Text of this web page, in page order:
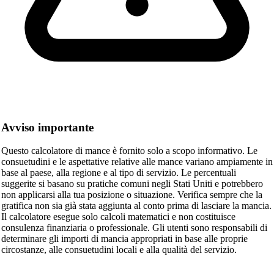
Avviso importante
Questo calcolatore di mance è fornito solo a scopo informativo. Le
consuetudini e le aspettative relative alle mance variano ampiamente in
base al paese, alla regione e al tipo di servizio. Le percentuali
suggerite si basano su pratiche comuni negli Stati Uniti e potrebbero
non applicarsi alla tua posizione o situazione. Verifica sempre che la
gratifica non sia già stata aggiunta al conto prima di lasciare la mancia.
Il calcolatore esegue solo calcoli matematici e non costituisce
consulenza finanziaria o professionale. Gli utenti sono responsabili di
determinare gli importi di mancia appropriati in base alle proprie
circostanze, alle consuetudini locali e alla qualità del servizio.